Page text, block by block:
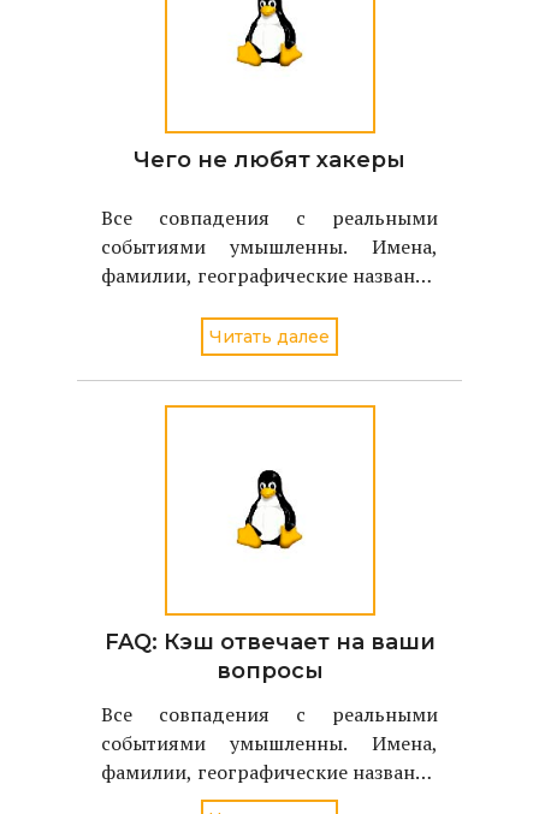
Чего не любят хакеры
Все совпадения с реальными
событиями умышленны. Имена,
фамилии, географические названия
географическим названиям
реальных людей и объектов
Читать далее
FAQ: Кэш отвечает на ваши
вопросы
Все совпадения с реальными
событиями умышленны. Имена,
фамилии, географические названия
соотвествуют именам, фамилиям,